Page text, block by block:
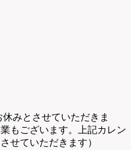
休みとさせていただきま
もございます。上記カレン
せていただきます）